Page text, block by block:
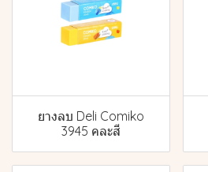
ยางลบ Deli Comiko
3945 คละสี